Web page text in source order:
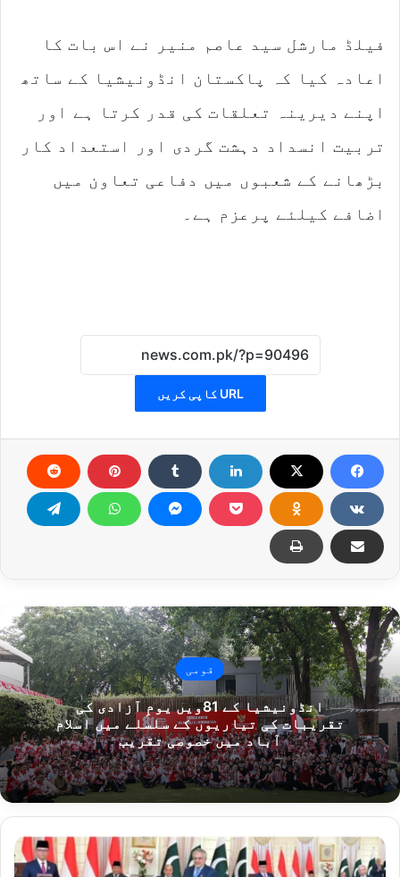
فیلڈ مارشل سید عاصم منیر نے اس بات کا
اعادہ کیا کہ پاکستان انڈونیشیا کے ساتھ
اپنے دیرینہ تعلقات کی قدر کرتا ہے اور
تربیت انسداد دہشت گردی اور استعداد کار
بڑھانے کے شعبوں میں دفاعی تعاون میں
اضافے کیلئے پرعزم ہے۔
URL کاپی کریں
قومی
انڈونیشیا کے 81ویں یومِ آزادی کی
تقریبات کی تیاریوں کے سلسلے میں اسلام
آباد میں خصوصی تقریب
پ
ا